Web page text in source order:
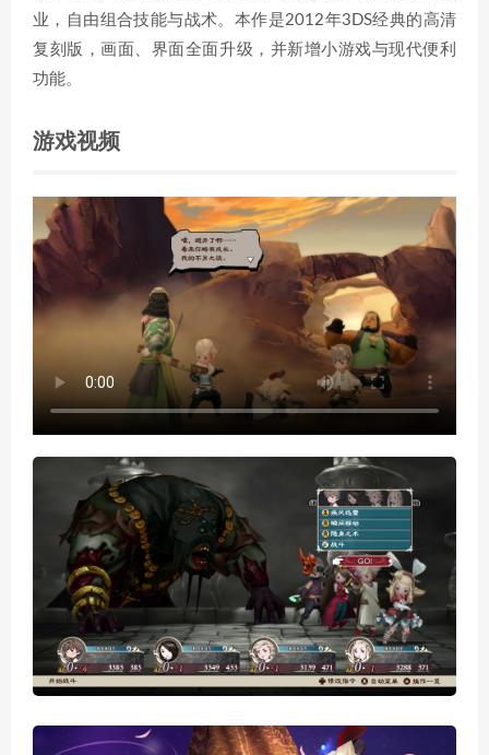
业，自由组合技能与战术。本作是2012年3DS经典的高清
复刻版，画面、界面全面升级，并新增小游戏与现代便利
功能。
游戏视频